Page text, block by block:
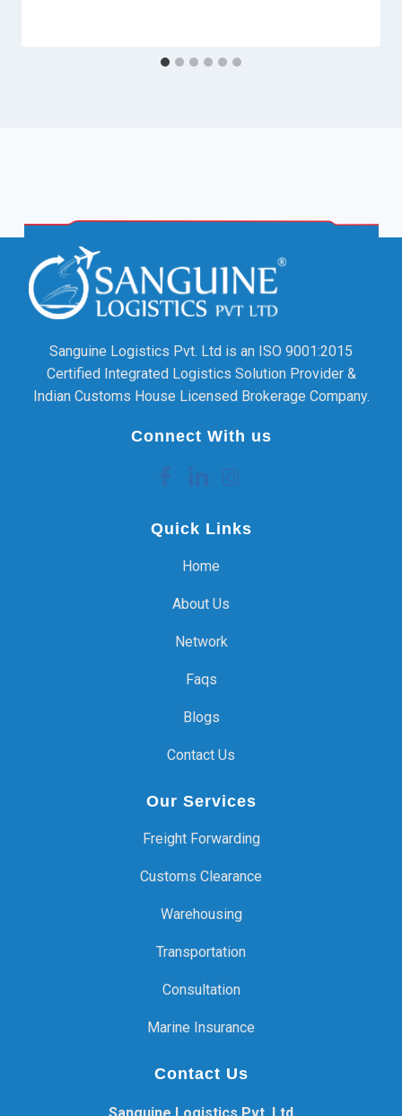
Sanguine Logistics Pvt. Ltd is an ISO 9001:2015
Certified Integrated Logistics Solution Provider &
Indian Customs House Licensed Brokerage Company.
Connect With us
Quick Links
Home
About Us
Network
Faqs
Blogs
Contact Us
Our Services
Freight Forwarding
Customs Clearance
Warehousing
Transportation
Consultation
Marine Insurance
Contact Us
Sanguine Logistics Pvt. Ltd